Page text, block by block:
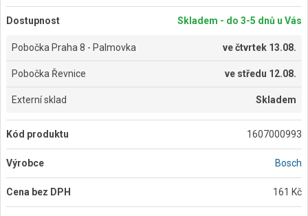
Dostupnost Skladem - do 3-5 dnů u Vás
Pobočka Praha 8 - Palmovka večtvrtek 13.08.
Pobočka Řevnice ve středu 12.08.
Externí sklad Skladem
Kód produktu 1607000993
Výrobce Bosch
Cena bez DPH 161 Kč